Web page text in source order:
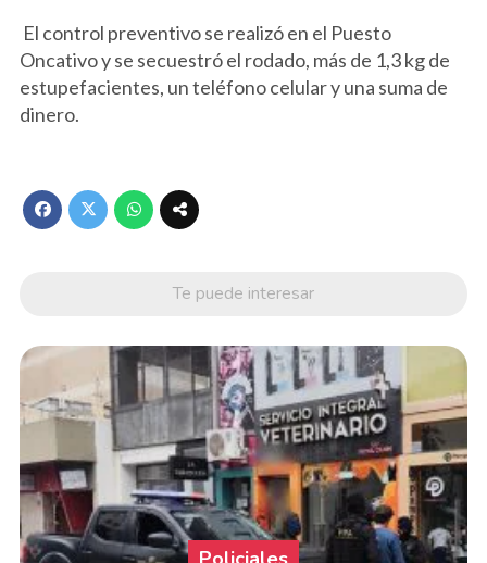
El control preventivo se realizó en el Puesto
Oncativo y se secuestró el rodado, más de 1,3 kg de
estupefacientes, un teléfono celular y una suma de
dinero.
Te puede interesar